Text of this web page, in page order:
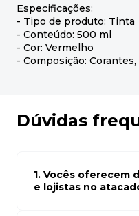
Especificações:
- Tipo de produto: Tinta
- Conteúdo: 500 ml
- Cor: Vermelho
- Composição:
Dúvidas
1. Vocês oferecem
e lojistas no